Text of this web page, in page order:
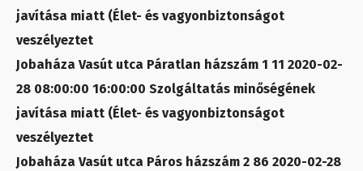
javítása miatt (Élet- és vagyonbiztonságot
veszélyeztet
Jobaháza Vasút utca Páratlan házszám 1 11 2020-02-
28 08:00:00 16:00:00 Szolgáltatás minőségének
javítása miatt (Élet- és vagyonbiztonságot
veszélyeztet
Jobaháza Vasút utca Páros házszám 2 86 2020-02-28